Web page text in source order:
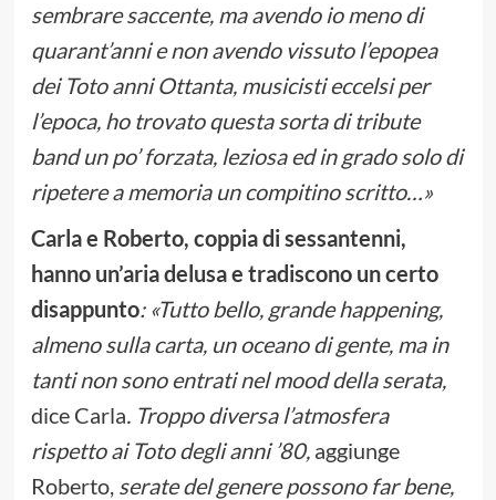
sembrare saccente, ma avendo io meno di
quarant’anni e non avendo vissuto l’epopea
dei Toto anni Ottanta, musicisti eccelsi per
l’epoca, ho trovato questa sorta di tribute
band un po’ forzata, leziosa ed in grado solo di
ripetere a memoria un compitino scritto…»
Carla e Roberto, coppia di sessantenni,
hanno un’aria delusa e tradiscono un certo
disappunto: «Tutto bello, grande happening,
almeno sulla carta, un oceano di gente, ma in
tanti non sono entrati nel mood della serata,
dice Carla. Troppo diversa l’atmosfera
rispetto ai Toto degli anni ’80, aggiunge
Roberto,serate del genere possono far bene,